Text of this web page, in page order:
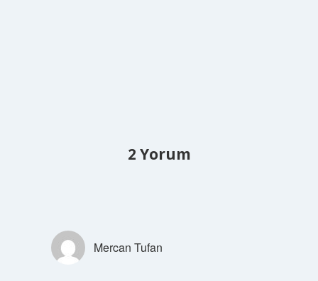
2 Yorum
Mercan Tufan